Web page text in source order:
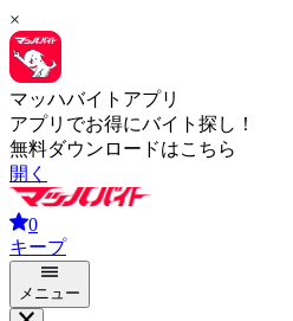
×
マッハバイトアプリ
アプリでお得にバイト探し！
無料ダウンロードはこちら
開く
0
キープ
メニュー